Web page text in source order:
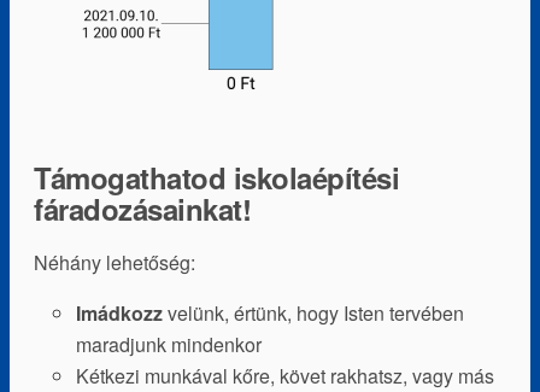
Támogathatod iskolaépítési
fáradozásainkat!
Néhány lehetőség:
Imádkozzvelünk, értünk, hogy Isten tervében
maradjunk mindenkor
Kétkezi munkával kőre, követ rakhatsz, vagy más